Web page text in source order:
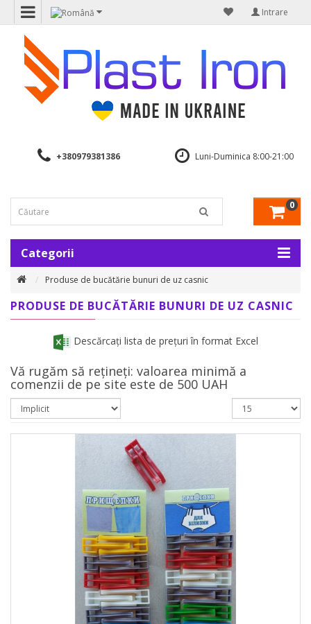
Intrare
+380979381386 Luni-Duminica 8:00-21:00
0
Categorii
Produse de bucătărie bunuri de uz casnic
PRODUSE DE BUCĂTĂRIE BUNURI DE UZ CASNIC
Descărcați lista de prețuri în format Excel
Vă rugăm să rețineți: valoarea minimă a
comenzii de pe site este de 500 UAH